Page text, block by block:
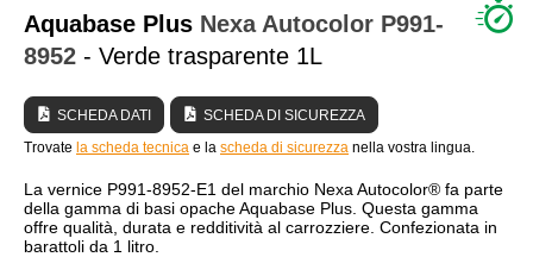
Aquabase Plus Nexa Autocolor P991-
8952 - Verde trasparente 1L
SCHEDA DATI
SCHEDA DI SICUREZZA
Trovate la scheda tecnica e la scheda di sicurezza nella vostra lingua.
La vernice P991-8952-E1 del marchio Nexa Autocolor® fa parte
della gamma di basi opache Aquabase Plus. Questa gamma
offre qualità, durata e redditività al carrozziere. Confezionata in
barattoli da 1 litro.